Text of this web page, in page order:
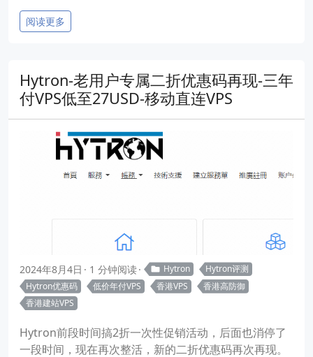
阅读更多
Hytron-老用户专属二折优惠码再现-三年
付VPS低至27USD-移动直连VPS
2024年8月4日 1 分钟阅读 Hytron
Hytron评测
Hytron优惠码
低价年付VPS 香港VPS
香港高防御
香港建站VPS
Hytron前段时间搞2折一次性促销活动，后面也消停了
一段时间，现在再次整活，新的二折优惠码再次再现。